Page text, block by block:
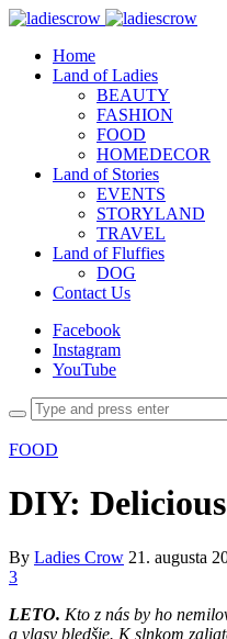
Home
Land of Ladies
BEAUTY
FASHION
FOOD
HOMEDECOR
Land of Stories
EVENTS
STORYLAND
TRAVEL
Land of Fluffies
DOG
Contact Us
Facebook
Instagram
YouTube
FOOD
DIY: Delicious
By Ladies Crow 21. augusta
3
LETO. Kto z nás by ho
a vlasy bledšie. K slnkom